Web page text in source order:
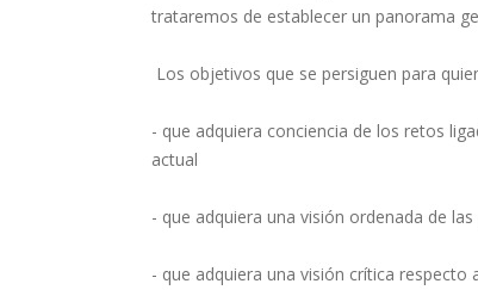
trataremos de establecer un panorama
Los objetivos que se persiguen para
- que adquiera conciencia de los retos
actual
- que adquiera una visión ordenada de
- que adquiera una visión crítica